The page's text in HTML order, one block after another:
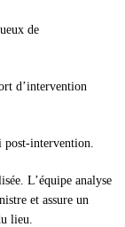
de
d’intervention
intervention.
L’équipe analyse
et assure un
lieu.